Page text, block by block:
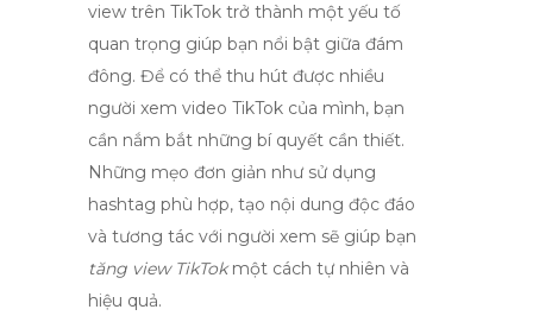
view trên TikTok trở thành một yếu tố
quan trọng giúp bạn nổi bật giữa đám
đông. Để có thể thu hút được nhiều
người xem video TikTok của mình, bạn
cần nắm bắt những bí quyết cần thiết.
Những mẹo đơn giản như sử dụng
hashtag phù hợp, tạo nội dung độc đáo
và tương tác với người xem sẽ giúp bạn
tăng view TikTokmột cách tự nhiên và
hiệu quả.